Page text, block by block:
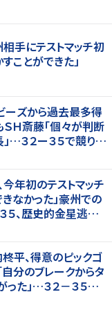
手にテストマッチ初
ことができた」
ーズから過去最多得
Ｈ斎藤「個々が判断
…３２ー３５で競り負
今年初のテストマッチ
なかった」豪州での
５、歴史的金星逃し
Ｂで途中出場
平、得意のピックゴ
分のブレークからタ
た」…３２－３５惜
星ならず